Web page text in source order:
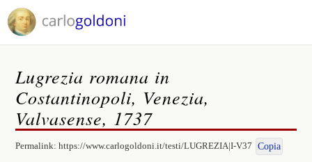
Lugrezia romana in
Costantinopoli, Venezia,
Valvasense, 1737
Permalink:https://www.carlogoldoni.it/testi/LUGREZIA|I-V37 Copia